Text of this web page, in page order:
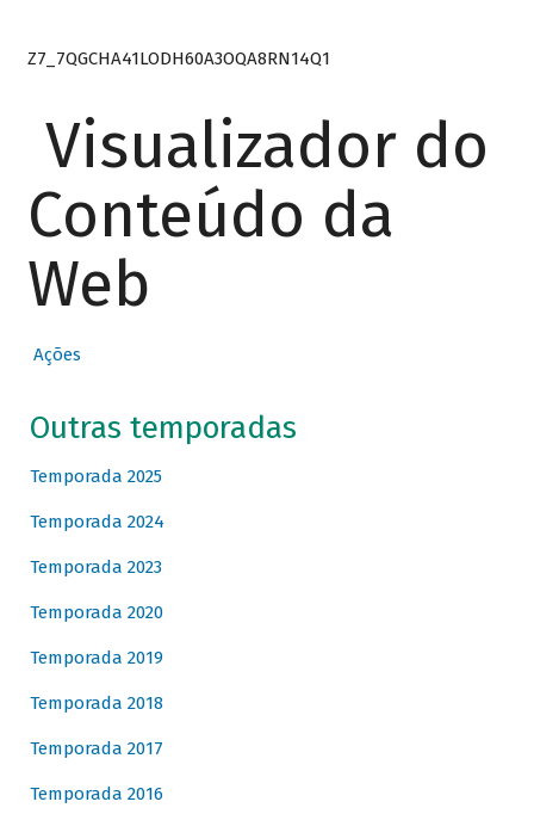
Z7_7QGCHA41LODH60A3OQA8RN14Q1
Visualizador do
Conteúdo da
Web
Ações
Outras temporadas
Temporada 2025
Temporada 2024
Temporada 2023
Temporada 2020
Temporada 2019
Temporada 2018
Temporada 2017
Temporada 2016